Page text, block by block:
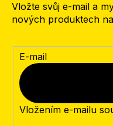
Vložte svůj e-mail a
nových produktech
E-mail
Vložením e-mailu